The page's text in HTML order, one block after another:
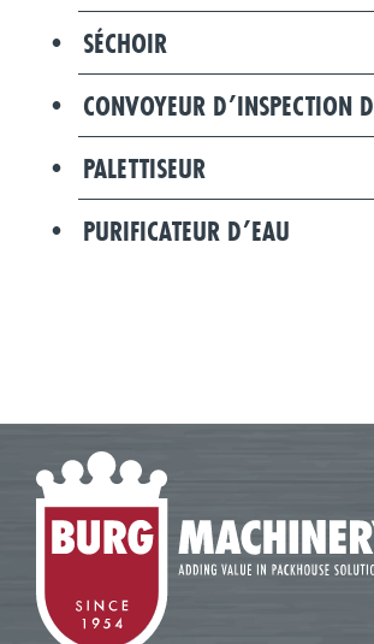
SÉCHOIR
CONVOYEUR D’INSPECTION
PALETTISEUR
PURIFICATEUR D’EAU